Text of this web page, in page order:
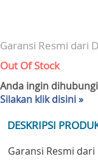
Garansi Resmi dari
Out Of Stock
Anda ingin
Silakan klik disini »
DESKRIPSI
Garansi Resmi